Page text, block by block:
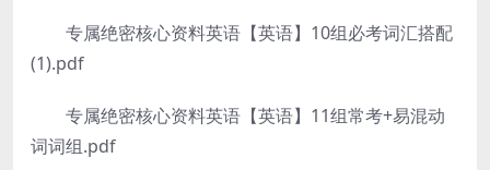
专属绝密核心资料英语【英语】10组必考词汇搭配
(1).pdf
专属绝密核心资料英语【英语】11组常考+易混动
词词组.pdf